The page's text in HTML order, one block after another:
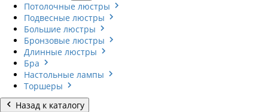
Потолочные люстры
Подвесные люстры
Большие люстры
Бронзовые люстры
Длинные люстры
Бра
Настольные лампы
Торшеры
Назад к каталогу